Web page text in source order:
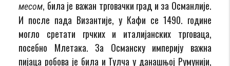
месом, била је важан трговачки град и за Османлије.
И после пада Византије, у Кафи се 1490. године
могло сретати грчких и италијанских трговаца,
посебно Млетака. За Османску империју важна
пијаца робова је била и Тулча у данашњој Румунији,